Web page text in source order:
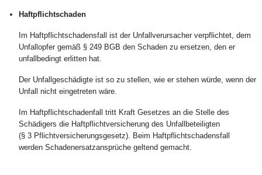
Haftpflichtschaden
Im Haftpflichtschadensfall ist der Unfallverursacher verpflichtet, dem
Unfallopfer gemäß § 249 BGB den Schaden zu ersetzen, den er
unfallbedingt erlitten hat.
Der Unfallgeschädigte ist so zu stellen, wie er stehen würde, wenn der
Unfall nicht eingetreten wäre.
Im Haftpflichtschadenfall tritt Kraft Gesetzes an die Stelle des
Schädigers die Haftpflichtversicherung des Unfallbeteiligten
(§ 3 Pflichtversicherungsgesetz). Beim Haftpflichtschadensfall
werden Schadenersatzansprüche geltend gemacht.